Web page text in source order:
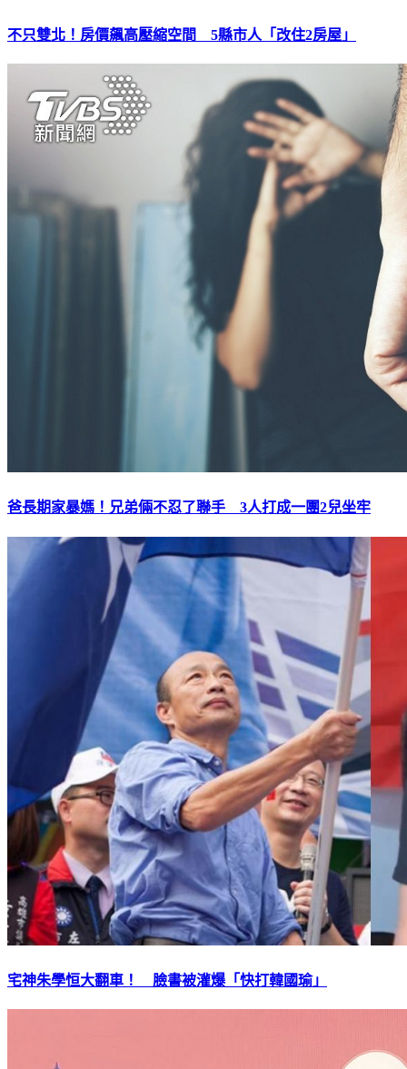
不只雙北！房價飆高壓縮空間 5縣市人「改住2房屋」
爸長期家暴媽！兄弟倆不忍了聯手 3人打成一團2兒坐牢
宅神朱學恒大翻車！ 臉書被灌爆「快打韓國瑜」